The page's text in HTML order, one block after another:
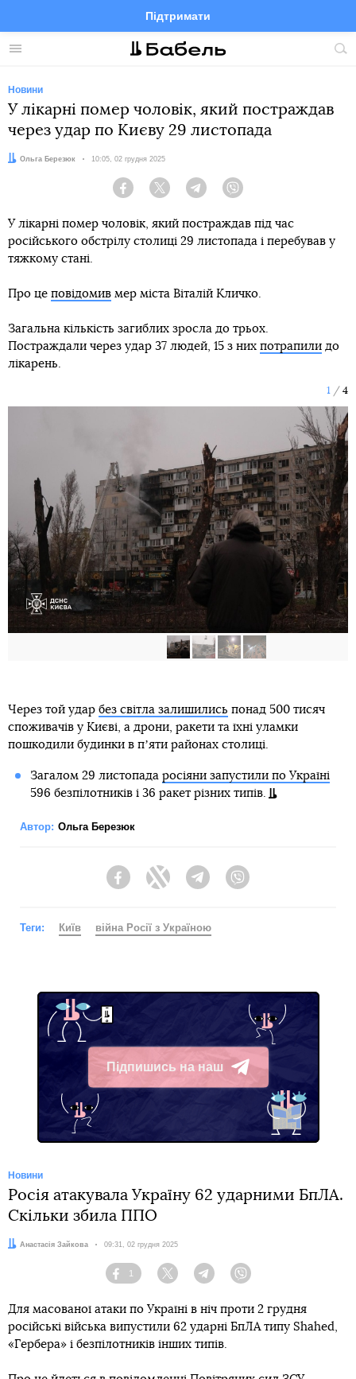
Меню
Підтримати
FacebookTelegramTwitter
Новини
У лікарні помер чоловік, який постраждав
через удар по Києву 29 листопада
Автор:
Ольга Березюк Дата:
10:05, 02 грудня 2025
Facebook Twitter Telegram
У лікарні помер чоловік, який постраждав під час
російського обстрілу столиці 29 листопада і перебував у
тяжкому стані.
Про це повідомив мер міста Віталій Кличко.
Загальна кількість загиблих зросла до трьох.
Постраждали через удар 37 людей, 15 з них потрапили до
лікарень.
1 4
Через той удар без світла залишились понад 500 тисяч
споживачів у Києві, а дрони, ракети та їхні уламки
пошкодили будинки в пʼяти районах столиці.
Загалом 29 листопада росіяни запустили по Україні
596 безпілотників і 36 ракет різних типів.
Автор: Ольга Березюк
FacebookTwitter Telegram
Теги: Київ війна Росії з Україною
Підпишись на наш
Telegram
Новини
Росія атакувала Україну 62 ударними БпЛА.
Скільки збила ППО
Автор:
Анастасія Зайкова Дата:
09:31, 02 грудня 2025
Facebook
1
Twitter TelegramViber
Для масованої атаки по Україні в ніч проти 2 грудня
російські війська випустили 62 ударні БпЛА типу Shahed,
«Гербера» і безпілотників інших типів.